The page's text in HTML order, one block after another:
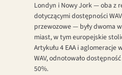
Londyn i Nowy Jork — oba z
dotyczącymi dostępności
przewozowe — były dwoma
miast, w tym europejskie
Artykułu 4 EAA i
WAV, odnotowało
50%.